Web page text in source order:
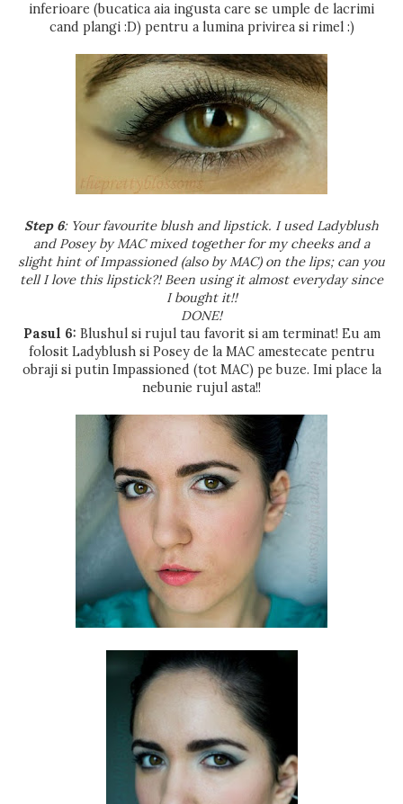
inferioare (bucatica aia ingusta care se umple de lacrimi
cand plangi :D) pentru a lumina privirea si rimel :)
Step 6: Your favourite blush and lipstick. I used Ladyblush
and Posey by MAC mixed together for my cheeks and a
slight hint of Impassioned (also by MAC) on the lips; can you
tell I love this lipstick?! Been using it almost everyday since
I bought it!!
DONE!
Pasul 6: Blushul si rujul tau favorit si am terminat! Eu am
folosit Ladyblush si Posey de la MAC amestecate pentru
obraji si putin Impassioned (tot MAC) pe buze. Imi place la
nebunie rujul asta!!